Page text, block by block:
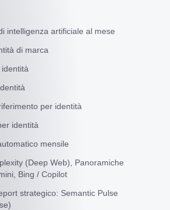
intelligenza artificiale al mese
di marca
per identità
identità
mensile
(Deep Web), Panoramiche
Bing / Copilot
strategico: Semantic Pulse